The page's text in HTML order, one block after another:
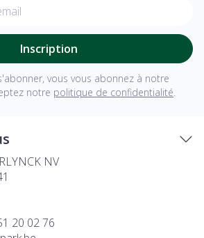
Inscription
vous vous abonnez à notre
notre politique de confidentialité.
NV
20 02 76